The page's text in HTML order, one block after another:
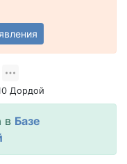
Дордой
в Базе